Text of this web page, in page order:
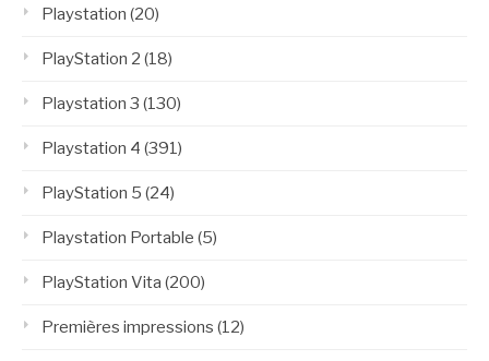
Playstation (20)
PlayStation 2 (18)
Playstation 3 (130)
Playstation 4 (391)
PlayStation 5 (24)
Playstation Portable (5)
PlayStation Vita (200)
Premières impressions (12)